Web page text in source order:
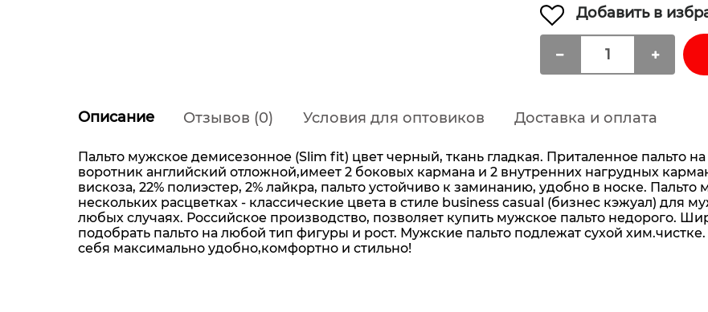
Добавить в
Описание Отзывов (0) Условия для оптовиков Доставка и оплата
Пальто мужское демисезонное (Slim fit) цвет черный, ткань гладкая. Приталенное пальто
воротник английский отложной,имеет 2 боковых кармана и 2 внутренних нагрудных
вискоза, 22% полиэстер, 2% лайкра, пальто устойчиво к заминанию, удобно в носке.
нескольких расцветках - классические цвета в стиле business casual (бизнес кэжуал) для
любых случаях. Российское производство, позволяет купить мужское пальто недорого.
подобрать пальто на любой тип фигуры и рост. Мужские пальто подлежат сухой
себя максимально удобно,комфортно и стильно!